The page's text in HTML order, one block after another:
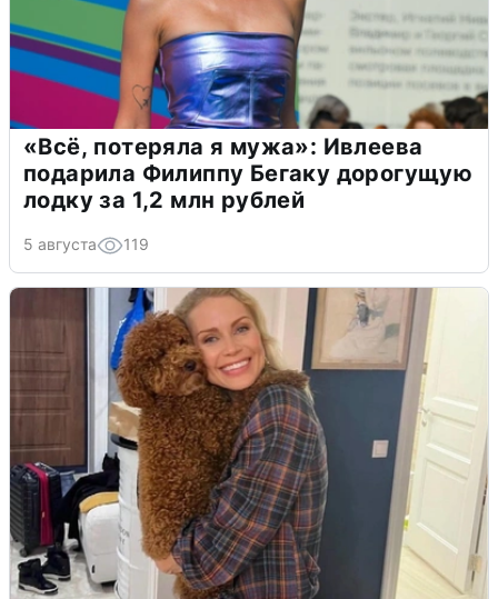
«Всё, потеряла я мужа»: Ивлеева
подарила Филиппу Бегаку дорогущую
лодку за 1,2 млн рублей
5 августа 119